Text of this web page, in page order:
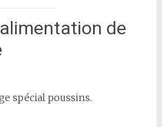
de
spécial poussins.